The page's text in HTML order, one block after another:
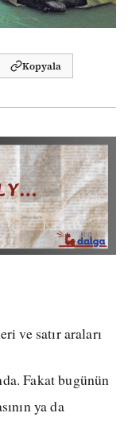
Kopyala
ve satır araları
Fakat bugünün
ya da